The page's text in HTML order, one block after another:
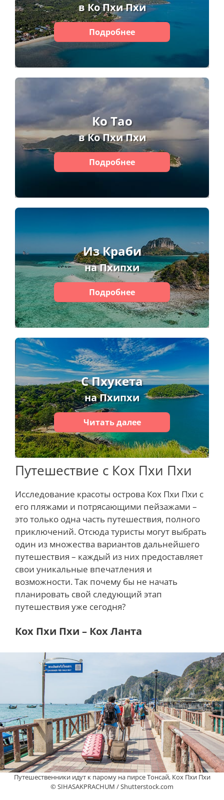
в Ко Пхи Пхи
Подробнее
Ко Тао
в Ко Пхи Пхи
Подробнее
Из Краби
на Пхипхи
Подробнее
С Пхукета
на Пхипхи
Читать далее
Путешествие с Кох Пхи Пхи
Исследование красоты острова Кох Пхи Пхи с
его пляжами и потрясающими пейзажами –
это только одна часть путешествия, полного
приключений. Отсюда туристы могут выбрать
один из множества вариантов дальнейшего
путешествия – каждый из них предоставляет
свои уникальные впечатления и
возможности. Так почему бы не начать
планировать свой следующий этап
путешествия уже сегодня?
Кох Пхи Пхи – Кох Ланта
Путешественники идут к парому на пирсе Тонсай, Кох Пхи Пхи
© SIHASAKPRACHUM / Shutterstock.com